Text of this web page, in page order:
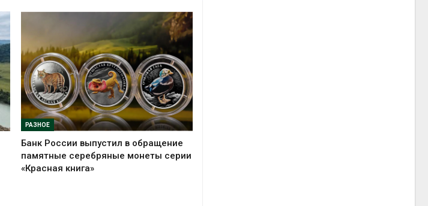
РАЗНОЕ
Банк России выпустил в обращение
памятные серебряные монеты серии
«Красная книга»